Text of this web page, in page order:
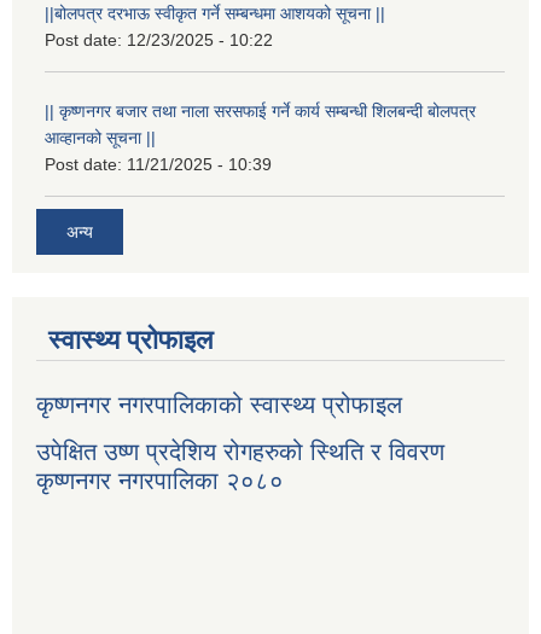
||बोलपत्र दरभाऊ स्वीकृत गर्ने सम्बन्धमा आशयको सूचना ||
Post date: 12/23/2025 - 10:22
|| कृष्णनगर बजार तथा नाला सरसफाई गर्ने कार्य सम्बन्धी शिलबन्दी बोलपत्र
आव्हानको सूचना ||
Post date: 11/21/2025 - 10:39
अन्य
स्वास्थ्य प्रोफाइल
कृष्णनगर नगरपालिकाको स्वास्थ्य प्रोफाइल
उपेक्षित उष्ण प्रदेशिय रोगहरुको स्थिति र विवरण
कृष्णनगर नगरपालिका २०८०